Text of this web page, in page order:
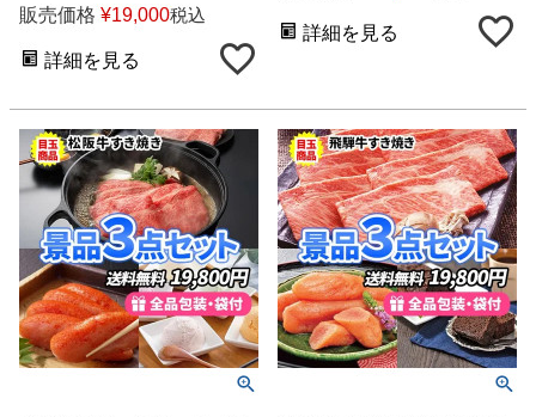
販売価格 ¥19,000税込
詳細を見る
詳細を見る